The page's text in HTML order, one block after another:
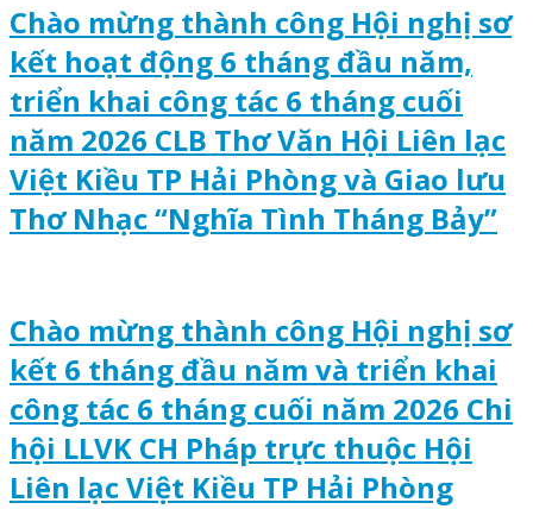
Chào mừng thành công Hội nghị sơ
kết hoạt động 6 tháng đầu năm,
triển khai công tác 6 tháng cuối
năm 2026 CLB Thơ Văn Hội Liên lạc
Việt Kiều TP Hải Phòng và Giao lưu
Thơ Nhạc “Nghĩa Tình Tháng Bảy”
Chào mừng thành công Hội nghị sơ
kết 6 tháng đầu năm và triển khai
công tác 6 tháng cuối năm 2026 Chi
hội LLVK CH Pháp trực thuộc Hội
Liên lạc Việt Kiều TP Hải Phòng